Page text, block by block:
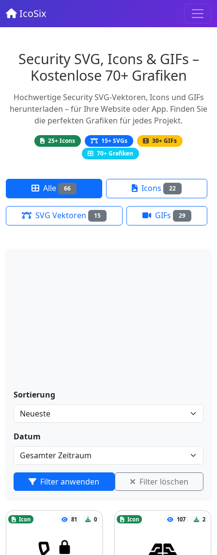
IcoSix
Security SVG, Icons & GIFs –
Kostenlose 70+ Grafiken
Hochwertige Security SVG-Vektoren, Icons und GIFs
herunterladen – für Ihre Website oder App. Finden Sie
die perfekten Grafiken für jedes Projekt.
25+ Icons 15+ SVGs
30+ GIFs
70+ Grafiken
Alle 66 Icons 22
SVG Vektoren 15 GIFs 29
Sortierung
Datum
Filter anwenden Filter löschen
Icon 81 0 Icon 107 2